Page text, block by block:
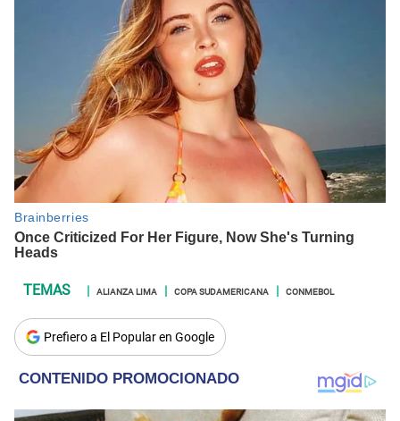
ALIANZA LIMA COPA SUDAMERICANA CONMEBOL
Prefiero a El Popular en Google